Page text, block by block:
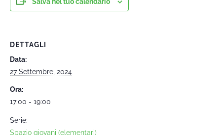
DETTAGLI
Data:
27 Settembre, 2024
Ora:
17:00 - 19:00
Serie:
Spazio giovani (elementari)